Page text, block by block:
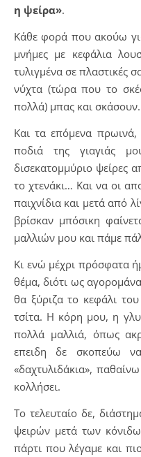
η ψείρα».
Κάθε φορά που ακούω
μνήμες με κεφάλια
τυλιγμένα σε πλαστικές
νύχτα (τώρα που το
πολλά) μπας και σκάσουν.
Και τα επόμενα
ποδιά της γιαγιάς
δισεκατομμύριο ψείρες
το χτενάκι… Και να οι
παιχνίδια και μετά από
βρίσκαν μπόσικη
μαλλιών μου και πάμε
Κι ενώ μέχρι πρόσφατα
θέμα, διότι ως
θα ξύριζα το κεφάλι
τσίτα. Η κόρη μου, η
πολλά μαλλιά, όπως
επειδη δε σκοπεύω
«δαχτυλιδάκια»,
κολλήσει.
Το τελευταίο δε,
ψειρών μετά των
πάρτι που λέγαμε και